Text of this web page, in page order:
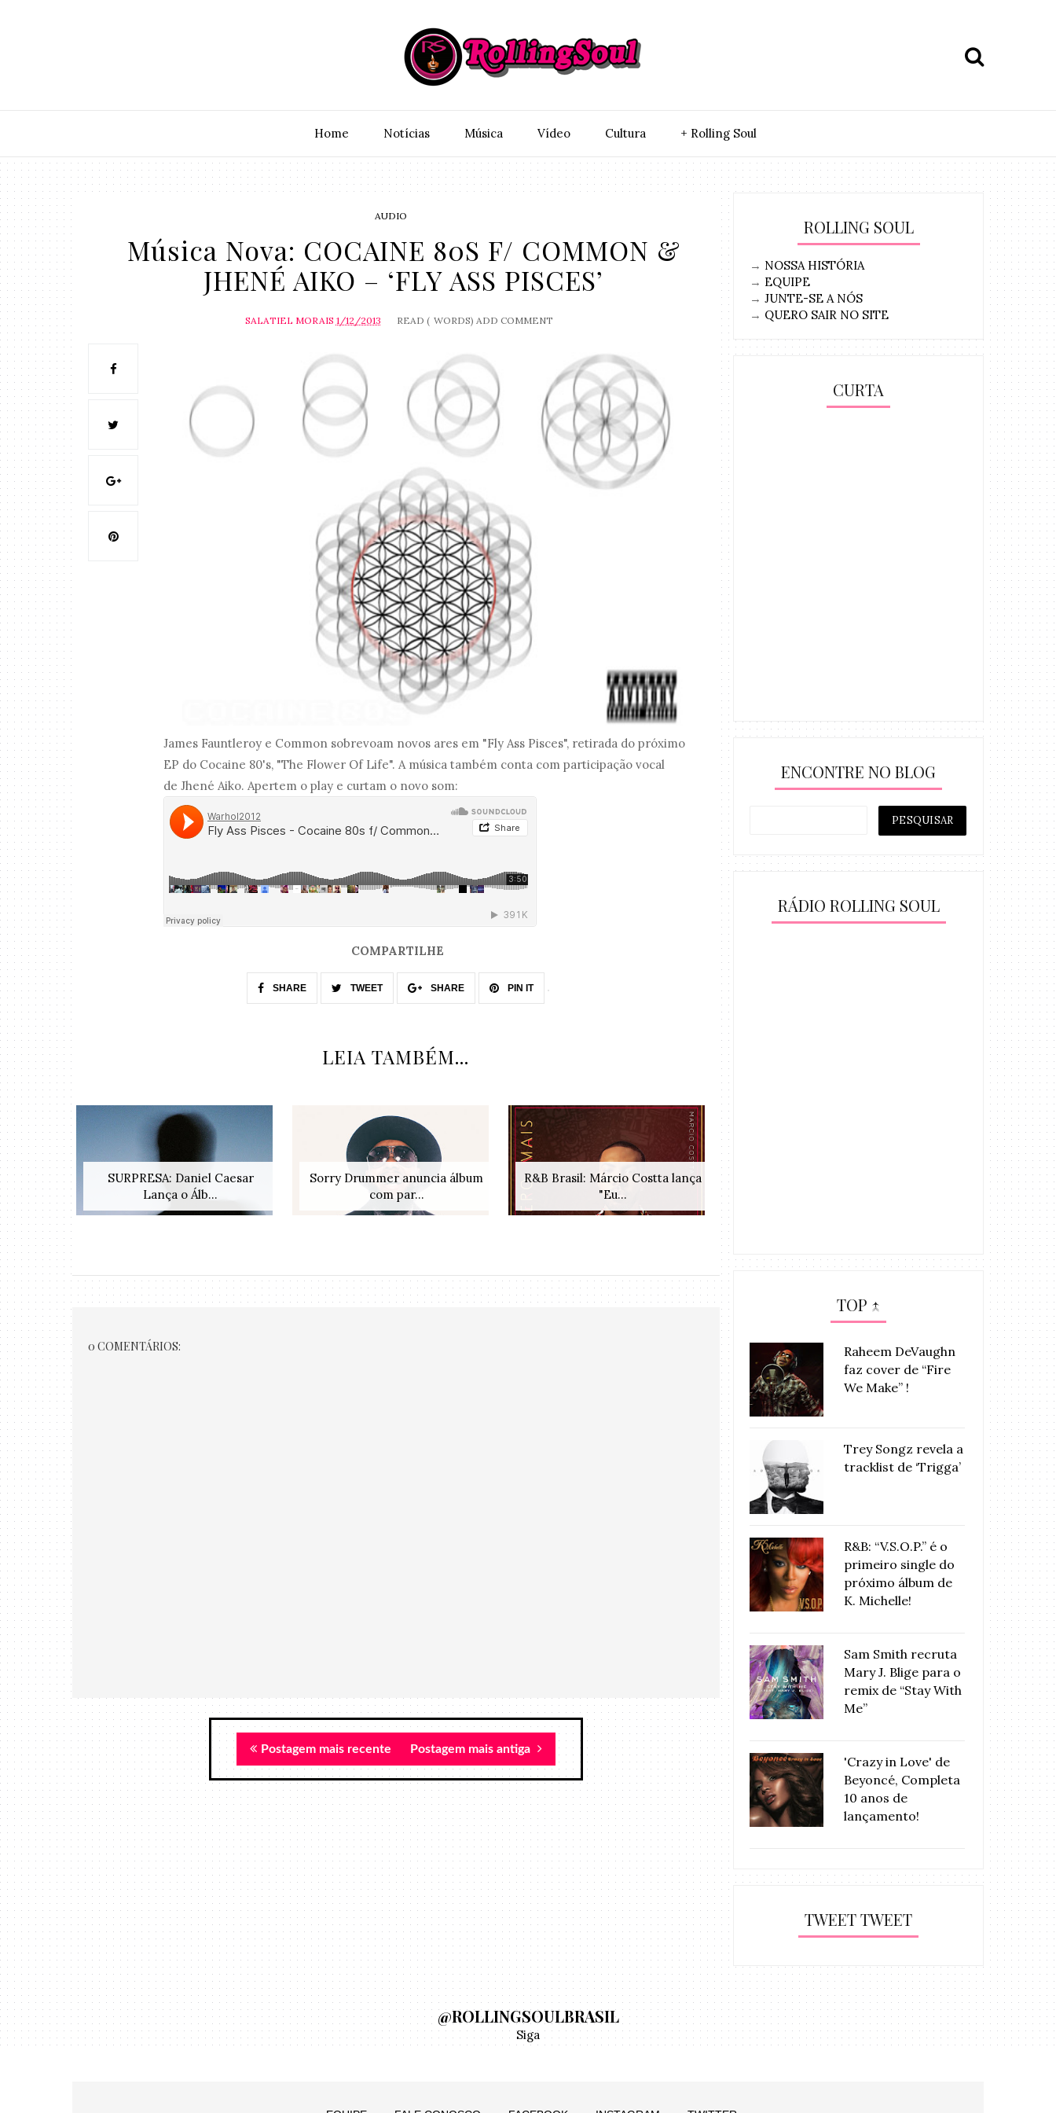
Home Notí­cias Música Vídeo Cultura + Rolling Soul
AUDIO
Música Nova: COCAINE 80S F/ COMMON &
JHENÉ AIKO – ‘FLY ASS PISCES’
SALATIEL MORAIS 1/12/2013 READ ( WORDS) ADD COMMENT
James Fauntleroy e Common sobrevoam novos ares em "Fly Ass Pisces", retirada do próximo
EP do Cocaine 80's, "The Flower Of Life". A música também conta com participação vocal
de Jhené Aiko. Apertem o play e curtam o novo som:
COMPARTILHE
SHARE TWEET SHARE PIN IT
LEIA TAMBÉM...
SURPRESA: Daniel Caesar
Lança o Álb...
Sorry Drummer anuncia álbum
com par...
R&B Brasil: Márcio Costta lança
"Eu...
novo
0 COMENTÁRIOS:
Postagem mais recente Postagem mais antiga
ROLLING SOUL
→ NOSSA HISTÓRIA
→ EQUIPE
→ JUNTE-SE A NÓS
→ QUERO SAIR NO SITE
CURTA
ENCONTRE NO BLOG
RÁDIO ROLLING SOUL
TOP ↑
Raheem DeVaughn
faz cover de “Fire
We Make” !
Trey Songz revela a
tracklist de ‘Trigga’
R&B: “V.S.O.P.” é o
primeiro single do
próximo álbum de
K. Michelle!
Sam Smith recruta
Mary J. Blige para o
remix de “Stay With
Me”
'Crazy in Love' de
Beyoncé, Completa
10 anos de
lançamento!
TWEET TWEET
@ROLLINGSOULBRASIL
Siga